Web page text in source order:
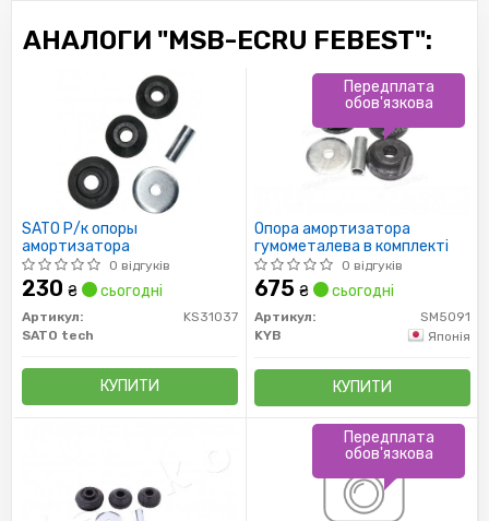
АНАЛОГИ "MSB-ECRU FEBEST":
SATO Р/к опоры
амортизатора
0 відгуків
230 ₴ сьогодні
Артикул:
KS31037
SATO tech
КУПИТИ
Опора амортизатора
гумометалева в комплекті
0 відгуків
675 ₴ сьогодні
Артикул:
SM5091
KYB
Японія
КУПИТИ
Передплата
обов'язкова
Передплата
обов'язкова